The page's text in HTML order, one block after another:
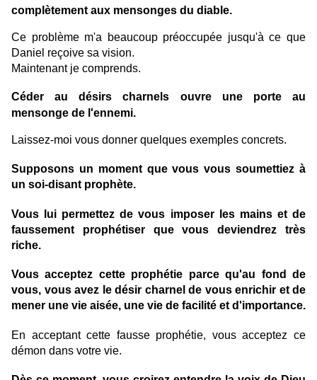
complètement aux mensonges du diable.
Ce problème m'a beaucoup préoccupée jusqu'à ce que
Daniel reçoive sa vision.
Maintenant je comprends.
Céder au désirs charnels ouvre une porte au
mensonge de l'ennemi.
Laissez-moi vous donner quelques exemples concrets.
Supposons un moment que vous vous soumettiez à
un soi-disant prophète.
Vous lui permettez de vous imposer les mains et de
faussement prophétiser que vous deviendrez très
riche.
Vous acceptez cette prophétie parce qu'au fond de
vous, vous avez le désir charnel de vous enrichir et de
mener une vie aisée, une vie de facilité et d'importance.
En acceptant cette fausse prophétie, vous acceptez ce
démon dans votre vie.